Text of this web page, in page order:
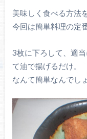
美味しく食べる方法
今回は簡単料理の定
3枚に下ろして、適
て油で揚げるだけ。
なんて簡単なんでし